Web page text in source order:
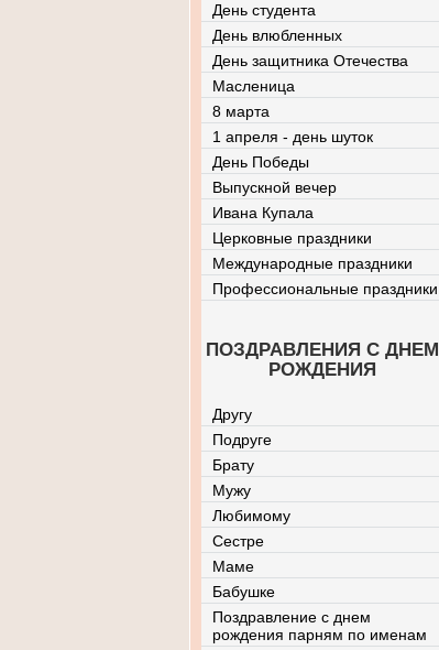
День студента
День влюбленных
День защитника Отечества
Масленица
8 марта
1 апреля - день шуток
День Победы
Выпускной вечер
Ивана Купала
Церковные праздники
Международные праздники
Профессиональные праздники
ПОЗДРАВЛЕНИЯ С ДНЕМ
РОЖДЕНИЯ
Другу
Подруге
Брату
Мужу
Любимому
Сестре
Маме
Бабушке
Поздравление с днем
рождения парням по именам